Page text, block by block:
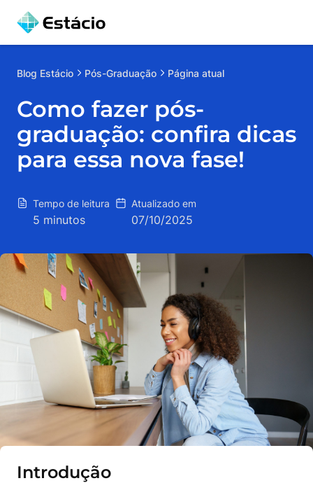
Blog Estácio Pós-Graduação Página atual
Como fazer pós-
graduação: confira dicas
para essa nova fase!
Tempo de leitura
5 minutos
Atualizado em
07/10/2025
Introdução